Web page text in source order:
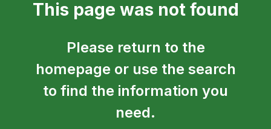
This page was not found
Please return to the
homepage or use the search
to find the information you
need.